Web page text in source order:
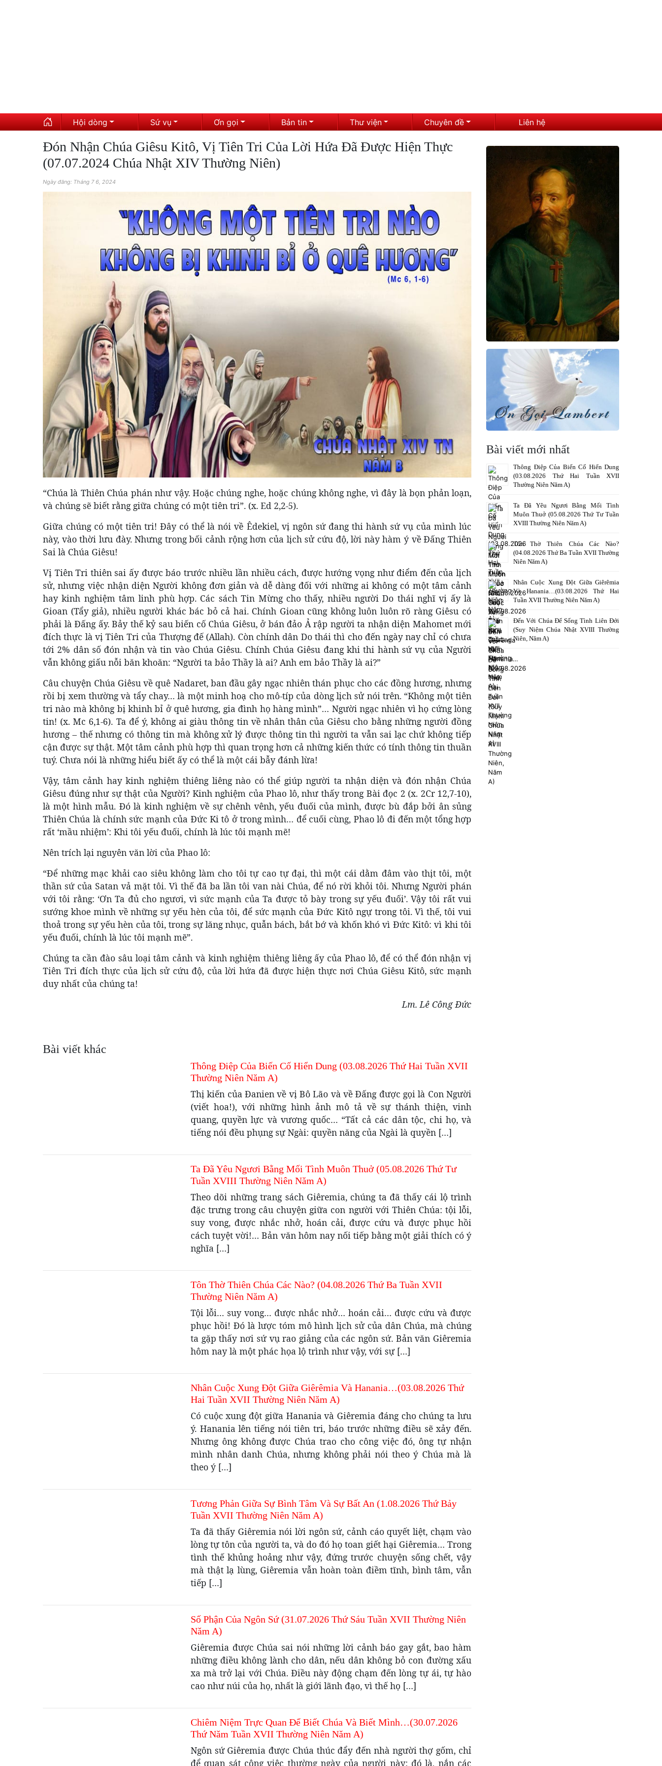
Hội dòng Sứ vụ Ơn gọi Bản tin Thư viện Chuyên đề Liên hệ
Đón Nhận Chúa Giêsu Kitô, Vị Tiên Tri Của Lời Hứa Đã Được Hiện Thực
(07.07.2024 Chúa Nhật XIV Thường Niên)
Ngày đăng: Tháng 7 6, 2024
“Chúa là Thiên Chúa phán như vậy. Hoặc chúng nghe, hoặc chúng không nghe, vì đây là bọn phản loạn,
và chúng sẽ biết rằng giữa chúng có một tiên tri”. (x. Ed 2,2-5).
Giữa chúng có một tiên tri! Đây có thể là nói về Êdekiel, vị ngôn sứ đang thi hành sứ vụ của mình lúc
này, vào thời lưu đày. Nhưng trong bối cảnh rộng hơn của lịch sử cứu độ, lời này hàm ý về Đấng Thiên
Sai là Chúa Giêsu!
Vị Tiên Tri thiên sai ấy được báo trước nhiều lần nhiều cách, được hướng vọng như điểm đến của lịch
sử, nhưng việc nhận diện Người không đơn giản và dễ dàng đối với những ai không có một tâm cảnh
hay kinh nghiệm tâm linh phù hợp. Các sách Tin Mừng cho thấy, nhiều người Do thái nghĩ vị ấy là
Gioan (Tẩy giả), nhiều người khác bác bỏ cả hai. Chính Gioan cũng không luôn luôn rõ ràng Giêsu có
phải là Đấng ấy. Bảy thế kỷ sau biến cố Chúa Giêsu, ở bán đảo Ả rập người ta nhận diện Mahomet mới
đích thực là vị Tiên Tri của Thượng đế (Allah). Còn chính dân Do thái thì cho đến ngày nay chỉ có chưa
tới 2% dân số đón nhận và tin vào Chúa Giêsu. Chính Chúa Giêsu đang khi thi hành sứ vụ của Người
vẫn không giấu nỗi băn khoăn: “Người ta bảo Thầy là ai? Anh em bảo Thầy là ai?”
Câu chuyện Chúa Giêsu về quê Nadaret, ban đầu gây ngạc nhiên thán phục cho các đồng hương, nhưng
rồi bị xem thường và tẩy chay… là một minh hoạ cho mô-típ của dòng lịch sử nói trên. “Không một tiên
tri nào mà không bị khinh bỉ ở quê hương, gia đình họ hàng mình”… Người ngạc nhiên vì họ cứng lòng
tin! (x. Mc 6,1-6). Ta để ý, không ai giàu thông tin về nhân thân của Giêsu cho bằng những người đồng
hương – thế nhưng có thông tin mà không xử lý được thông tin thì người ta vẫn sai lạc chứ không tiếp
cận được sự thật. Một tâm cảnh phù hợp thì quan trọng hơn cả những kiến thức có tính thông tin thuần
tuý. Chưa nói là những hiểu biết ấy có thể là một cái bẫy đánh lừa!
Vậy, tâm cảnh hay kinh nghiệm thiêng liêng nào có thể giúp người ta nhận diện và đón nhận Chúa
Giêsu đúng như sự thật của Người? Kinh nghiệm của Phao lô, như thấy trong Bài đọc 2 (x. 2Cr 12,7-10),
là một hình mẫu. Đó là kinh nghiệm về sự chênh vênh, yếu đuối của mình, được bù đắp bởi ân sủng
Thiên Chúa là chính sức mạnh của Đức Ki tô ở trong mình… để cuối cùng, Phao lô đi đến một tổng hợp
rất ‘mầu nhiệm’: Khi tôi yếu đuối, chính là lúc tôi mạnh mẽ!
Nên trích lại nguyên văn lời của Phao lô:
“Để những mạc khải cao siêu không làm cho tôi tự cao tự đại, thì một cái dằm đâm vào thịt tôi, một
thần sứ của Satan vả mặt tôi. Vì thế đã ba lần tôi van nài Chúa, để nó rời khỏi tôi. Nhưng Người phán
với tôi rằng: ‘Ơn Ta đủ cho ngươi, vì sức mạnh của Ta được tỏ bày trong sự yếu đuối’. Vậy tôi rất vui
sướng khoe mình về những sự yếu hèn của tôi, để sức mạnh của Ðức Kitô ngự trong tôi. Vì thế, tôi vui
thoả trong sự yếu hèn của tôi, trong sự lăng nhục, quẫn bách, bắt bớ và khốn khó vì Ðức Kitô: vì khi tôi
yếu đuối, chính là lúc tôi mạnh mẽ”.
Chúng ta cần đào sâu loại tâm cảnh và kinh nghiệm thiêng liêng ấy của Phao lô, để có thể đón nhận vị
Tiên Tri đích thực của lịch sử cứu độ, của lời hứa đã được hiện thực nơi Chúa Giêsu Kitô, sức mạnh
duy nhất của chúng ta!
Lm. Lê Công Đức
Bài viết khác
Thông Điệp Của Biến Cố Hiển Dung (03.08.2026 Thứ Hai Tuần XVII
Thường Niên Năm A)
Thị kiến của Đanien về vị Bô Lão và về Đấng được gọi là Con Người
(viết hoa!), với những hình ảnh mô tả về sự thánh thiện, vinh
quang, quyền lực và vương quốc… “Tất cả các dân tộc, chi họ, và
tiếng nói đều phụng sự Ngài: quyền năng của Ngài là quyền […]
Ta Đã Yêu Ngươi Bằng Mối Tình Muôn Thuở (05.08.2026 Thứ Tư
Tuần XVIII Thường Niên Năm A)
Theo dõi những trang sách Giêremia, chúng ta đã thấy cái lộ trình
đặc trưng trong câu chuyện giữa con người với Thiên Chúa: tội lỗi,
suy vong, được nhắc nhở, hoán cải, được cứu và được phục hồi
cách tuyệt vời!… Bản văn hôm nay nối tiếp bằng một giải thích có ý
nghĩa […]
Tôn Thờ Thiên Chúa Các Nào? (04.08.2026 Thứ Ba Tuần XVII
Thường Niên Năm A)
Tội lỗi… suy vong… được nhắc nhở… hoán cải… được cứu và được
phục hồi! Đó là lược tóm mô hình lịch sử của dân Chúa, mà chúng
ta gặp thấy nơi sứ vụ rao giảng của các ngôn sứ. Bản văn Giêremia
hôm nay là một phác họa lộ trình như vậy, với sự […]
Nhân Cuộc Xung Đột Giữa Giêrêmia Và Hanania…(03.08.2026 Thứ
Hai Tuần XVII Thường Niên Năm A)
Có cuộc xung đột giữa Hanania và Giêremia đáng cho chúng ta lưu
ý. Hanania lên tiếng nói tiên tri, báo trước những điều sẽ xảy đến.
Nhưng ông không được Chúa trao cho công việc đó, ông tự nhận
mình nhân danh Chúa, nhưng không phải nói theo ý Chúa mà là
theo ý […]
Tương Phản Giữa Sự Bình Tâm Và Sự Bất An (1.08.2026 Thứ Bảy
Tuần XVII Thường Niên Năm A)
Ta đã thấy Giêremia nói lời ngôn sứ, cảnh cáo quyết liệt, chạm vào
lòng tự tôn của người ta, và do đó họ toan giết hại Giêremia… Trong
tình thế khủng hoảng như vậy, đứng trước chuyện sống chết, vậy
mà thật lạ lùng, Giêremia vẫn hoàn toàn điềm tĩnh, bình tâm, vẫn
tiếp […]
Số Phận Của Ngôn Sứ (31.07.2026 Thứ Sáu Tuần XVII Thường Niên
Năm A)
Giêremia được Chúa sai nói những lời cảnh báo gay gắt, bao hàm
những điều không lành cho dân, nếu dân không bỏ con đường xấu
xa mà trở lại với Chúa. Điều này động chạm đến lòng tự ái, tự hào
cao như núi của họ, nhất là giới lãnh đạo, vì thế họ […]
Chiêm Niệm Trực Quan Để Biết Chúa Và Biết Mình…(30.07.2026
Thứ Năm Tuần XVII Thường Niên Năm A)
Ngôn sứ Giêremia được Chúa thúc đẩy đến nhà người thợ gốm, chỉ
để quan sát công việc thường ngày của người này: đó là, nắn các
Bài viết mới nhất
Thông Điệp Của Biến Cố Hiển Dung
(03.08.2026 Thứ Hai Tuần XVII
Thường Niên Năm A)
Ta Đã Yêu Ngươi Bằng Mối Tình
Muôn Thuở (05.08.2026 Thứ Tư Tuần
XVIII Thường Niên Năm A)
Tôn Thờ Thiên Chúa Các Nào?
(04.08.2026 Thứ Ba Tuần XVII Thường
Niên Năm A)
Nhân Cuộc Xung Đột Giữa Giêrêmia
Và Hanania…(03.08.2026 Thứ Hai
Tuần XVII Thường Niên Năm A)
Đến Với Chúa Để Sống Tình Liên Đới
(Suy Niệm Chúa Nhật XVIII Thường
Niên, Năm A)